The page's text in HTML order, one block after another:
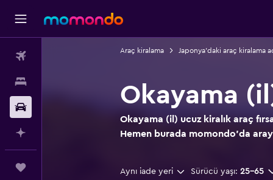
Araç kiralama Japonya'daki araç kiralama
Okayama
Okayama (il) ucuz kiralık araç
Hemen burada momondo'da
Aynı iade yeri Sürücü yaşı: 25-65